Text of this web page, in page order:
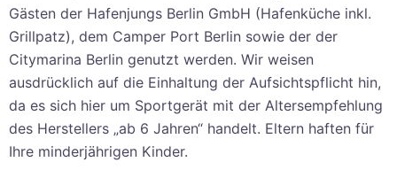
Gästen der Hafenjungs Berlin GmbH (Hafenküche inkl.
Grillpatz), dem Camper Port Berlin sowie der der
Citymarina Berlin genutzt werden. Wir weisen
ausdrücklich auf die Einhaltung der Aufsichtspflicht hin,
da es sich hier um Sportgerät mit der Altersempfehlung
des Herstellers „ab 6 Jahren“ handelt. Eltern haften für
Ihre minderjährigen Kinder.